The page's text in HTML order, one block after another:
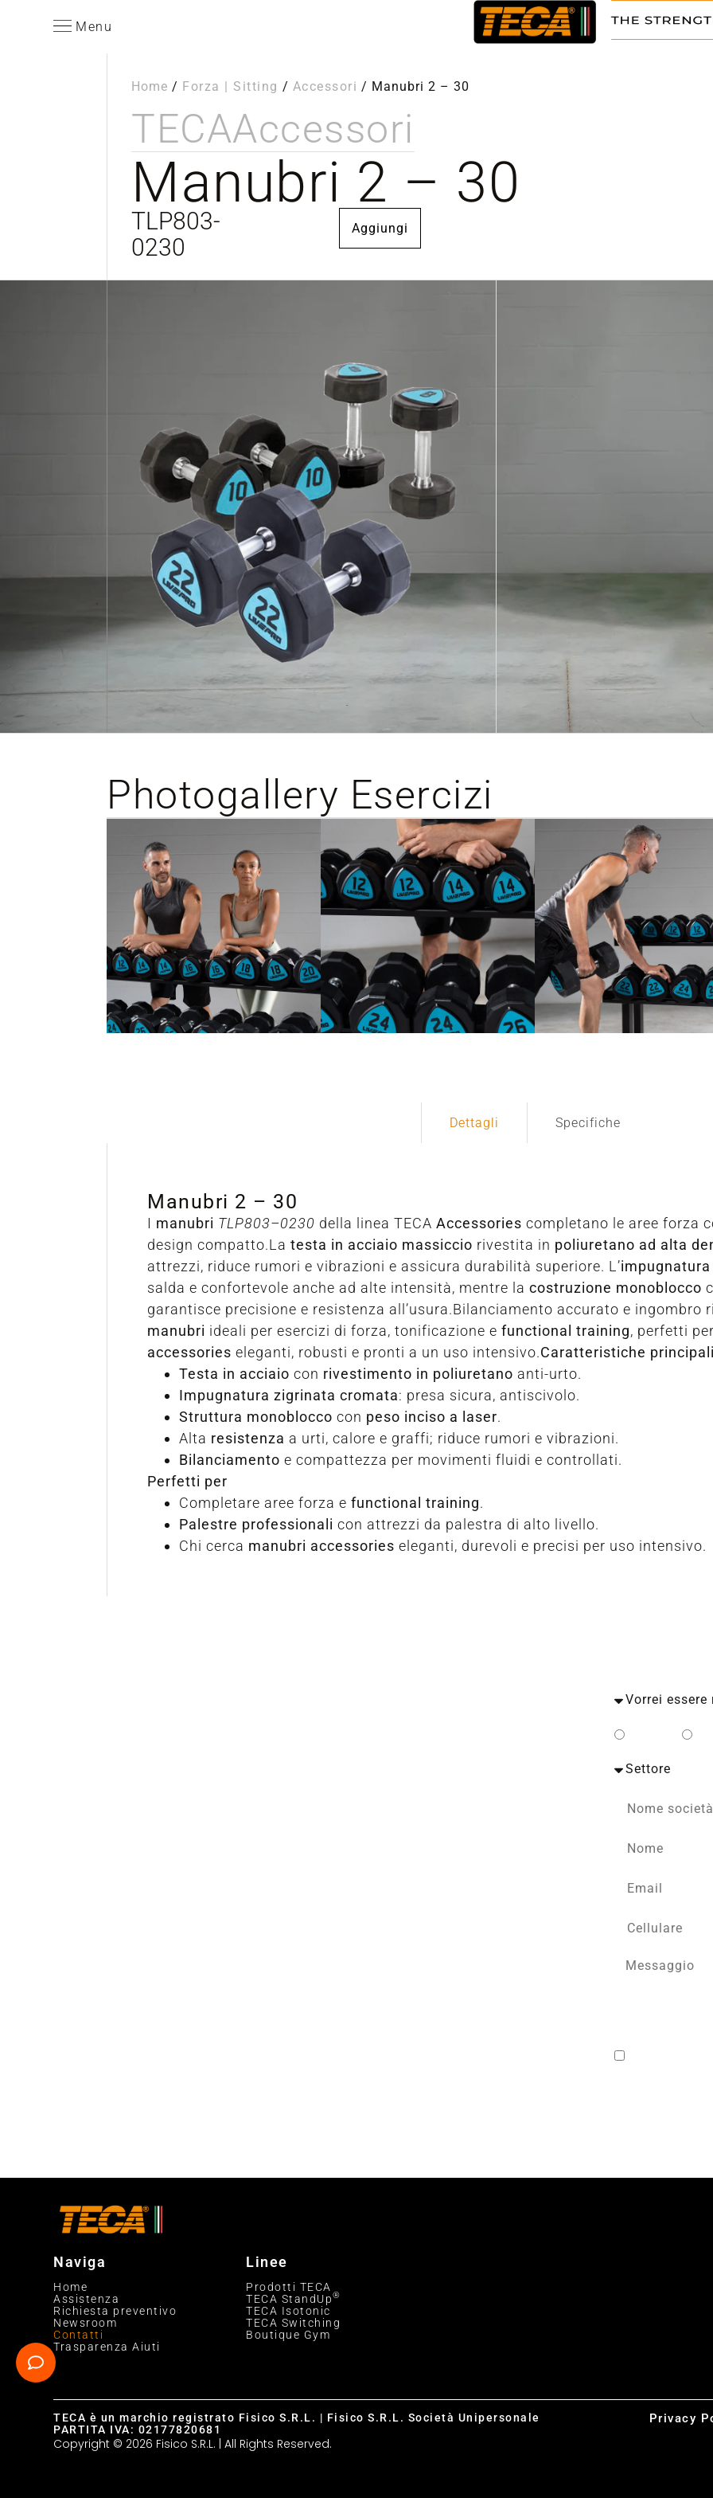
Menu
Home / Forza | Sitting / Accessori / Manubri 2 – 30
TECAAccessori
Manubri 2 – 30
TLP803-
0230
Aggiungi
Photogallery Esercizi
Dettagli Specifiche
Manubri 2 – 30
I manubri TLP803–0230 della linea TECAAccessories completano le aree forza
design compatto.Latesta in acciaio massiccio rivestita in poliuretano ad alta
attrezzi, riduce rumori e vibrazioni e assicura durabilità superiore. L’
salda e confortevole anche ad alte intensità, mentre lacostruzione monoblocco
garantisce precisione e resistenza all’usura.Bilanciamento accurato e ingombro
manubri ideali per esercizi di forza, tonificazione efunctional training, perfetti
accessories eleganti, robusti e pronti a un uso intensivo.Caratteristiche principali
Testa in acciaio con rivestimento in poliuretano anti-urto.
Impugnatura zigrinata cromata: presa sicura, antiscivolo.
Struttura monoblocco con peso inciso a laser.
Alta resistenza a urti, calore e graffi; riduce rumori e vibrazioni.
Bilanciamento e compattezza per movimenti fluidi e controllati.
Perfetti per
Completare aree forza efunctional training.
Palestre professionali con attrezzi da palestra di alto livello.
Chi cerca manubri accessories eleganti, durevoli e precisi per uso intensivo.
Naviga
Home
Assistenza
Richiesta preventivo
Newsroom
Contatti
Trasparenza Aiuti
Linee
Prodotti TECA
TECA StandUp®
TECA Isotonic
TECA Switching
Boutique Gym
TECA è un marchio registrato Fisico S.R.L. | Fisico S.R.L. Società Unipersonale
PARTITA IVA: 02177820681
Copyright © 2026 Fisico S.R.L. | All Rights Reserved.
Privacy